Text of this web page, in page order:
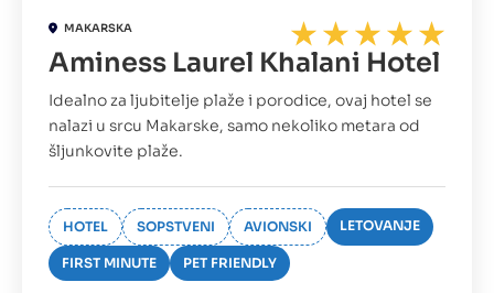
MAKARSKA
Aminess Laurel Khalani Hotel
Idealno za ljubitelje plaže i porodice, ovaj hotel se
nalazi u srcu Makarske, samo nekoliko metara od
šljunkovite plaže.
HOTEL SOPSTVENI AVIONSKI LETOVANJE
FIRST MINUTE PET FRIENDLY